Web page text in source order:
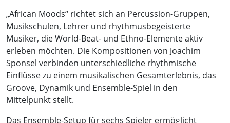
„African Moods“ richtet sich an Percussion-Gruppen,
Musikschulen, Lehrer und rhythmusbegeisterte
Musiker, die World-Beat- und Ethno-Elemente aktiv
erleben möchten. Die Kompositionen von Joachim
Sponsel verbinden unterschiedliche rhythmische
Einflüsse zu einem musikalischen Gesamterlebnis, das
Groove, Dynamik und Ensemble-Spiel in den
Mittelpunkt stellt.
Das Ensemble-Setup für sechs Spieler ermöglicht